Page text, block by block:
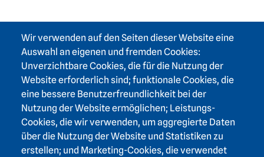
Wir verwenden auf den Seiten dieser Website eine
Auswahl an eigenen und fremden Cookies:
Unverzichtbare Cookies, die für die Nutzung der
Website erforderlich sind; funktionale Cookies, die
eine bessere Benutzerfreundlichkeit bei der
Nutzung der Website ermöglichen; Leistungs-
Cookies, die wir verwenden, um aggregierte Daten
über die Nutzung der Website und Statistiken zu
erstellen; und Marketing-Cookies, die verwendet